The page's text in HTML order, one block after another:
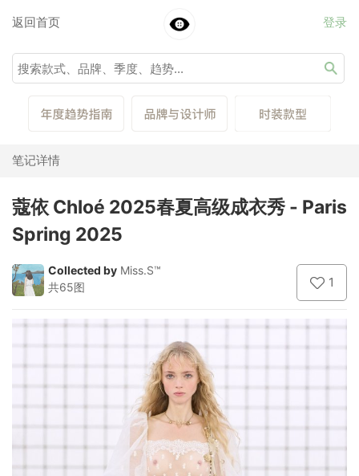
返回首页 登录
笔记详情
蔻依 Chloé 2025春夏高级成衣秀 - Paris
Spring 2025
Collected by Miss.S™
共65图
1